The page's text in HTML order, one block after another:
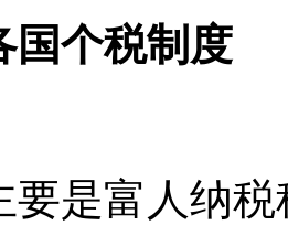
国个税制度
要是富人纳